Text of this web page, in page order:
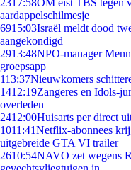
2317:58OM eist TBS tegen
aardappelschilmesje
6915:03Israël meldt dood
aangekondigd
2913:48NPO-manager
groepsapp
113:37Nieuwkomers
1412:19Zangeres en Idols-
overleden
2412:00Huisarts per direct
1011:41Netflix-abonnees
uitgebreide GTA VI trailer
2610:54NAVO zet wegens